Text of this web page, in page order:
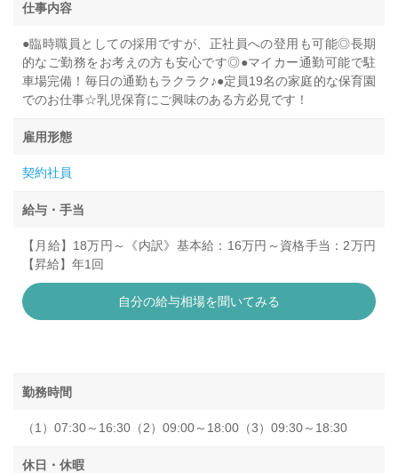
仕事内容
●臨時職員としての採用ですが、正社員への登用も可能◎長期
的なご勤務をお考えの方も安心です◎●マイカー通勤可能で駐
車場完備！毎日の通勤もラクラク♪●定員19名の家庭的な保育園
でのお仕事☆乳児保育にご興味のある方必見です！
雇用形態
契約社員
給与・手当
【月給】18万円～《内訳》基本給：16万円～資格手当：2万円
【昇給】年1回
自分の給与相場を聞いてみる
勤務時間
（1）07:30～16:30（2）09:00～18:00（3）09:30～18:30
休日・休暇